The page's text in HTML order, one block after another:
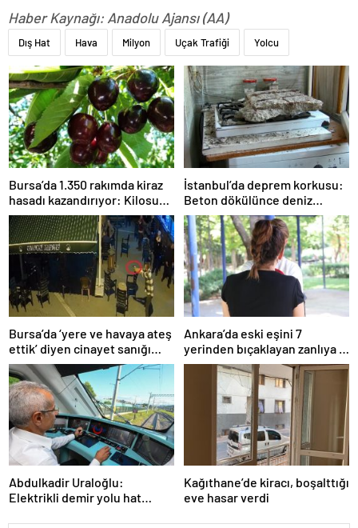
Haber Kaynağı: Anadolu Ajansı (AA)
Dış Hat Hava Milyon Uçak Trafiği Yolcu
Bursa’da 1.350 rakımda kiraz
hasadı kazandırıyor: Kilosu
80 lira
İstanbul’da deprem korkusu:
Beton dökülünce deniz
kabukları ortaya çıktı
Bursa’da ‘yere ve havaya ateş
ettik’ diyen cinayet sanığı
kardeşlere indirimsiz
müebbet hapis
Ankara’da eski eşini 7
yerinden bıçaklayan zanlıya 9
ayda tahliye
Abdulkadir Uraloğlu:
Elektrikli demir yolu hat
Kağıthane’de kiracı, boşalttığı
eve hasar verdi